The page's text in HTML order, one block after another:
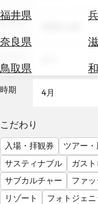
福井県
奈良県
鳥取県
券
テ
を
調
べ
る
天
気
を
見
る
テーマ
時期 4月
こだわり
入場・拝観券 ツアー
サスティナブル
ガス
サブカルチャー
ファ
リゾート
フォトジェニ